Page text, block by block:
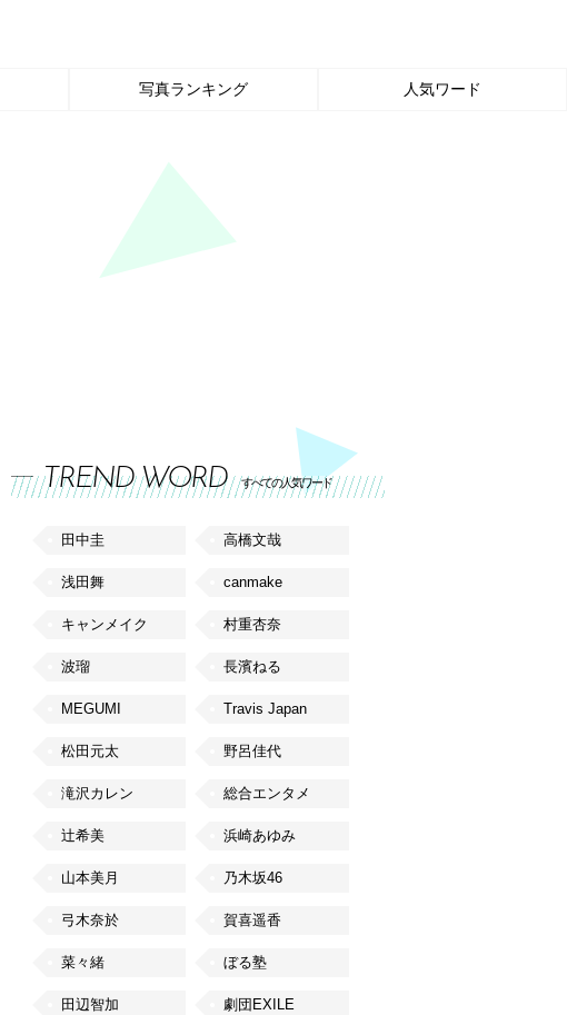
写真ランキング 人気ワード
TREND WORD すべての人気ワード
田中圭 高橋文哉
浅田舞 canmake
キャンメイク 村重杏奈
波瑠 長濱ねる
MEGUMI Travis Japan
松田元太 野呂佳代
滝沢カレン 総合エンタメ
辻希美 浜崎あゆみ
山本美月 乃木坂46
弓木奈於 賀喜遥香
菜々緒 ぼる塾
田辺智加 劇団EXILE